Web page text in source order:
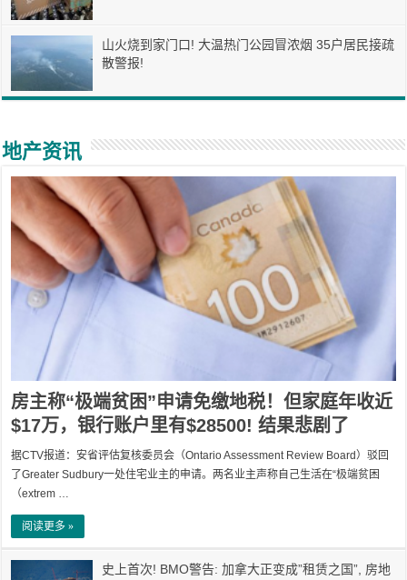
山火烧到家门口! 大温热门公园冒浓烟 35户居民接疏
散警报!
地产资讯
房主称“极端贫困”申请免缴地税！但家庭年收近
$17万，银行账户里有$28500! 结果悲剧了
据CTV报道：安省评估复核委员会（Ontario Assessment Review Board）驳回
了Greater Sudbury一处住宅业主的申请。两名业主声称自己生活在“极端贫困
（extrem …
阅读更多 »
史上首次! BMO警告: 加拿大正变成”租赁之国”, 房地